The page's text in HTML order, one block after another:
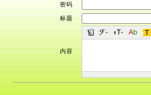
密码
标题
内容